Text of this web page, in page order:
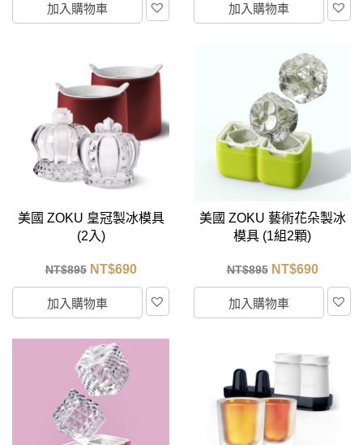
加入購物車 加入購物車
美國 ZOKU 皇冠製冰模具
(2入)
NT$895 NT$690
加入購物車
美國 ZOKU 藝術花朵製冰
模具 (1組2顆)
NT$895 NT$690
加入購物車